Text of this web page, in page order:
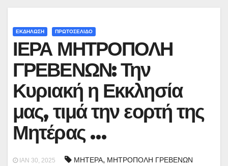
ΕΚΔΗΛΩΣΗ ΠΡΩΤΟΣΕΛΙΔΟ
ΙΕΡΑ ΜΗΤΡΟΠΟΛΗ
ΓΡΕΒΕΝΩΝ: Την
Κυριακή η Εκκλησία
μας, τιμά την εορτή της
Μητέρας …
ΙΑΝ 30, 2025 ΜΗΤΕΡΑ, ΜΗΤΡΟΠΟΛΗ ΓΡΕΒΕΝΩΝ